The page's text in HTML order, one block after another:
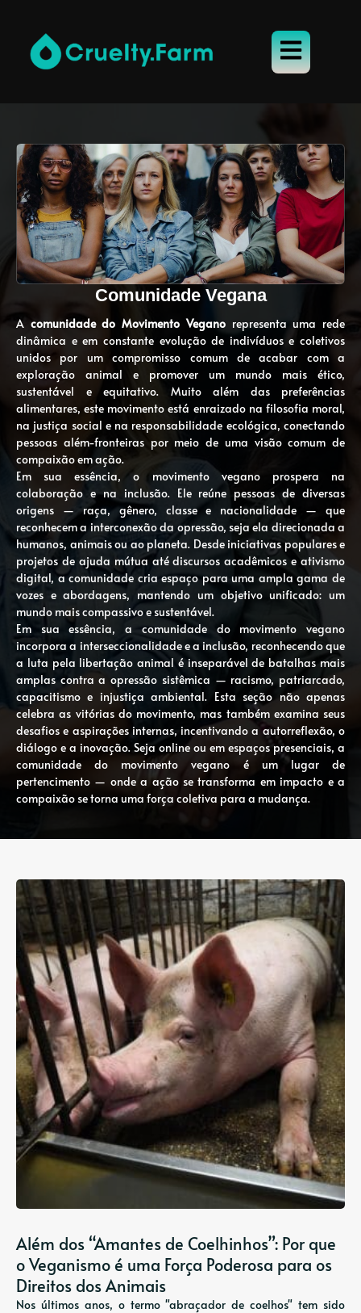
Comunidade Vegana
A comunidade do Movimento Veganorepresenta uma rede
dinâmica e em constante evolução de indivíduos e coletivos
unidos por um compromisso comum de acabar com a
exploração animal e promover um mundo mais ético,
sustentável e equitativo. Muito além das preferências
alimentares, este movimento está enraizado na filosofia moral,
na justiça social e na responsabilidade ecológica, conectando
pessoas além-fronteiras por meio de uma visão comum de
compaixão em ação.
Em sua essência, o movimento vegano prospera na
colaboração e na inclusão. Ele reúne pessoas de diversas
origens — raça, gênero, classe e nacionalidade — que
reconhecem a interconexão da opressão, seja ela direcionada a
humanos, animais ou ao planeta. Desde iniciativas populares e
projetos de ajuda mútua até discursos acadêmicos e ativismo
digital, a comunidade cria espaço para uma ampla gama de
vozes e abordagens, mantendo um objetivo unificado: um
mundo mais compassivo e sustentável.
Em sua essência, a comunidade do movimento vegano
incorpora a interseccionalidade e a inclusão, reconhecendo que
a luta pela libertação animal é inseparável de batalhas mais
amplas contra a opressão sistêmica — racismo, patriarcado,
capacitismo e injustiça ambiental. Esta seção não apenas
celebra as vitórias do movimento, mas também examina seus
desafios e aspirações internas, incentivando a autorreflexão, o
diálogo e a inovação. Seja online ou em espaços presenciais, a
comunidade do movimento vegano é um lugar de
pertencimento — onde a ação se transforma em impacto e a
compaixão se torna uma força coletiva para a mudança.
Além dos “Amantes de Coelhinhos”: Por que
o Veganismo é uma Força Poderosa para os
Direitos dos Animais
Nos últimos anos, o termo "abraçador de coelhos" tem sido